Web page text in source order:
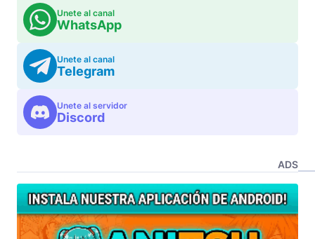
Unete al canal
WhatsApp
Unete al canal
Telegram
Unete al servidor
Discord
ADS